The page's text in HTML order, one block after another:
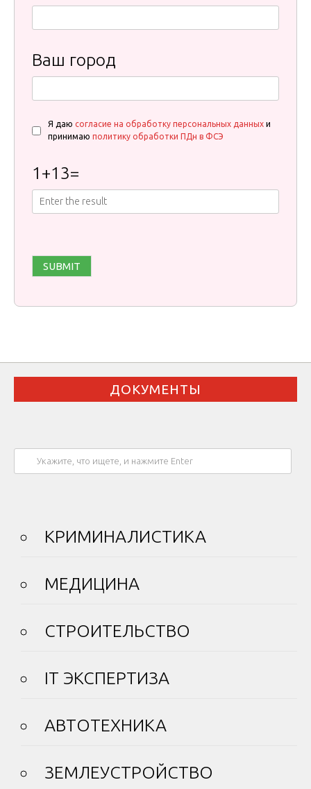
Ваш город
Я даю согласие на обработку персональных данных и
принимаю политику обработки ПДн в ФСЭ
1 +13=
ДОКУМЕНТЫ
КРИМИНАЛИСТИКА
МЕДИЦИНА
СТРОИТЕЛЬСТВО
IT ЭКСПЕРТИЗА
АВТОТЕХНИКА
ЗЕМЛЕУСТРОЙСТВО